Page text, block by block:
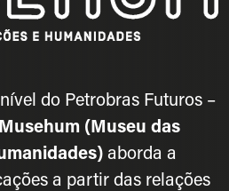
do Petrobras Futuros –
Musehum (Museu das
aborda a
a partir das relações